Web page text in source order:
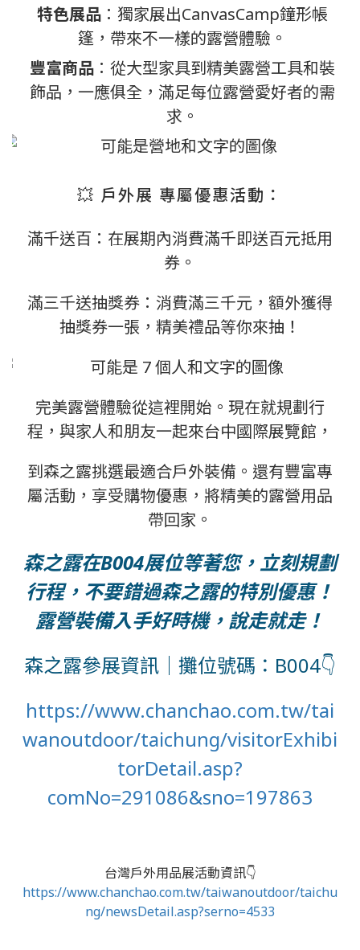
特色展品：獨家展出CanvasCamp鐘形帳
篷，帶來不一樣的露營體驗。
豐富商品：從大型家具到精美露營工具和裝
飾品，一應俱全，滿足每位露營愛好者的需
求。
💥 戶外展 專屬優惠活動：
滿千送百：在展期內消費滿千即送百元抵用
券。
滿三千送抽獎券：消費滿三千元，額外獲得
抽獎券一張，精美禮品等你來抽！
完美露營體驗從這裡開始。現在就規劃行
程，與家人和朋友一起來台中國際展覽館，
到森之露挑選最適合戶外裝備。還有豐富專
屬活動，享受購物優惠，將精美的露營用品
帶回家。
森之露在B004展位等著您， 立刻規劃
行程，不要錯過森之露的特別優惠！
露營裝備入手好時機，說走就走！
森之露參展資訊｜ 攤位號碼：B004👇
https://www.chanchao.com.tw/tai
wanoutdoor/taichung/visitorExhibi
torDetail.asp?
comNo=291086&sno=197863
台灣戶外用品展活動資訊👇
https://www.chanchao.com.tw/taiwanoutdoor/taichu
ng/newsDetail.asp?serno=4533